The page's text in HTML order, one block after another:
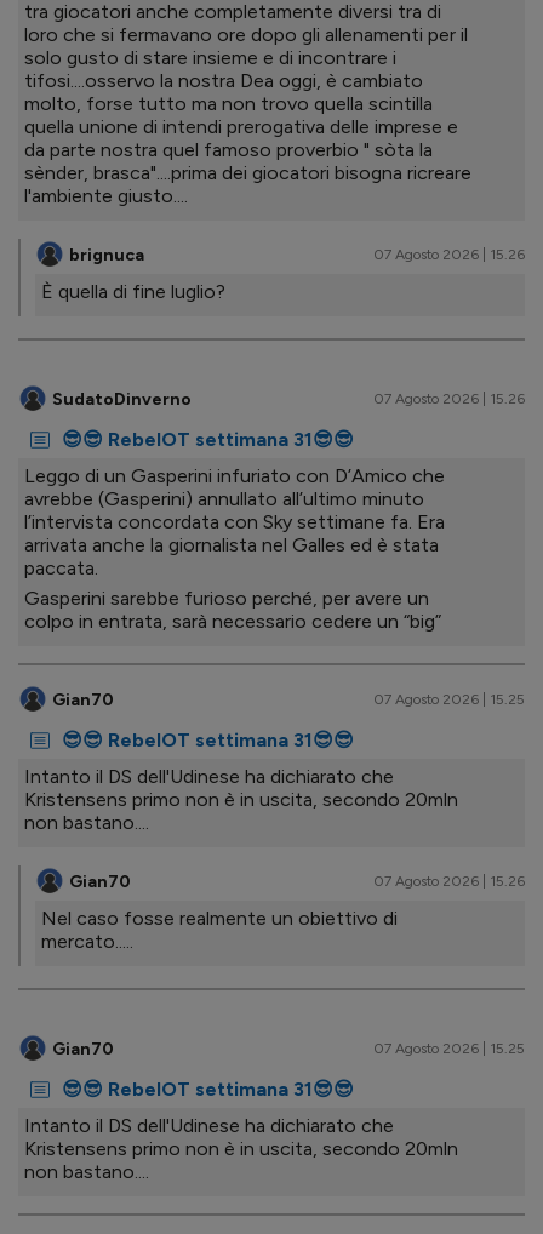
tra giocatori anche completamente diversi tra di
loro che si fermavano ore dopo gli allenamenti per il
solo gusto di stare insieme e di incontrare i
tifosi....osservo la nostra Dea oggi, è cambiato
molto, forse tutto ma non trovo quella scintilla
quella unione di intendi prerogativa delle imprese e
da parte nostra quel famoso proverbio " sòta la
sènder, brasca"....prima dei giocatori bisogna ricreare
l'ambiente giusto....
brignuca 07 Agosto 2026 | 15.26
È quella di fine luglio?
SudatoDinverno 07 Agosto 2026 | 15.26
😎😎 RebelOT settimana 31😎😎
Leggo di un Gasperini infuriato con D’Amico che
avrebbe (Gasperini) annullato all’ultimo minuto
l’intervista concordata con Sky settimane fa. Era
arrivata anche la giornalista nel Galles ed è stata
paccata.
Gasperini sarebbe furioso perché, per avere un
colpo in entrata, sarà necessario cedere un “big”
Gian70 07 Agosto 2026 | 15.25
😎😎 RebelOT settimana 31😎😎
Intanto il DS dell'Udinese ha dichiarato che
Kristensens primo non è in uscita, secondo 20mln
non bastano....
Gian70 07 Agosto 2026 | 15.26
Nel caso fosse realmente un obiettivo di
mercato.....
Gian70 07 Agosto 2026 | 15.25
😎😎 RebelOT settimana 31😎😎
Intanto il DS dell'Udinese ha dichiarato che
Kristensens primo non è in uscita, secondo 20mln
non bastano....